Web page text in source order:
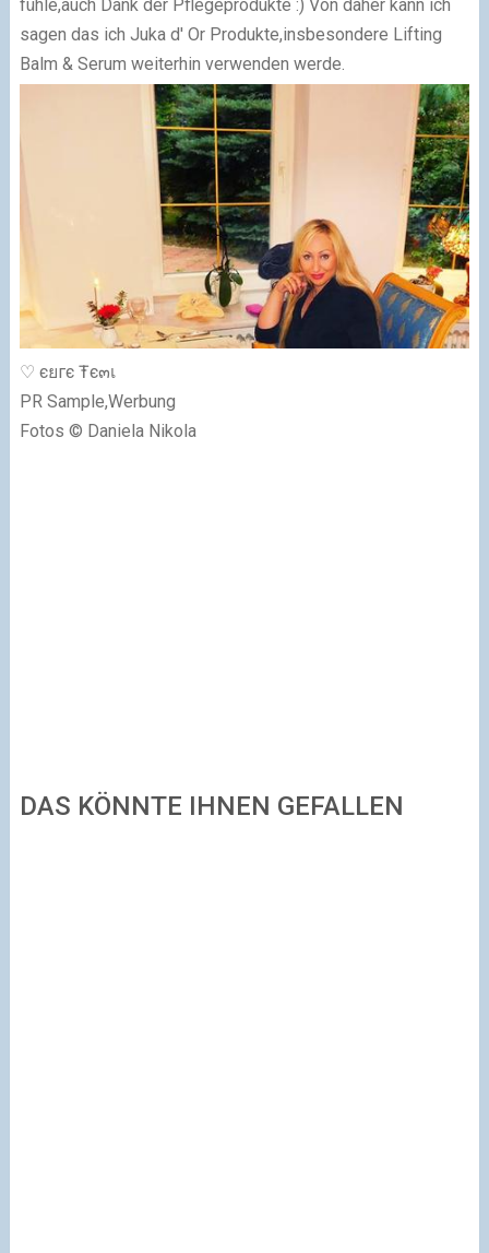
fühle,auch Dank der Pflegeprodukte :) Von daher kann ich
sagen das ich Juka d' Or Produkte,insbesondere Lifting
Balm & Serum weiterhin verwenden werde.
♡ єยгє Ŧє๓เ
PR Sample,Werbung
Fotos © Daniela Nikola
DAS KÖNNTE IHNEN GEFALLEN